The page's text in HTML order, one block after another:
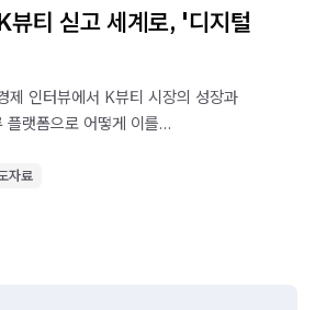
티 싣고 세계로, '디지털
제 인터뷰에서 K뷰티 시장의 성장과
랫폼으로 어떻게 이를
자료